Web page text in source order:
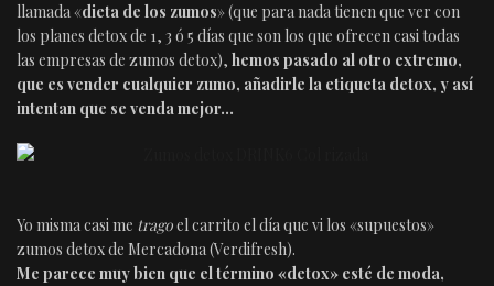
llamada «dieta de los zumos» (que para nada tienen que ver con
los planes detox de 1, 3 ó 5 días que son los que ofrecen casi todas
las empresas de zumos detox), hemos pasado al otro extremo,
que es vender cualquier zumo, añadirle la etiqueta detox, y así
intentan que se venda mejor…
Yo misma casi me tragoel carrito el día que vi los «supuestos»
zumos detox de Mercadona (Verdifresh).
Me parece muy bien que el término «detox» esté de moda,